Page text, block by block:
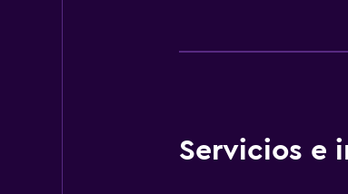
Servicios e